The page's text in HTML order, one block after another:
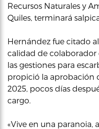
Recursos Naturales y
Quiles, terminará
Hernández fue citado
calidad de colaborador
las gestiones para
propició la aprobación
2025, pocos días
cargo.
«Vive en una paranoia,